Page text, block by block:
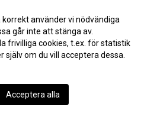
2014-09-29 10:19
och Hyllie IK får
använder vi nödvändiga
går inte att stänga av.
frivilliga cookies, t.ex. för statistik
själv om du vill acceptera dessa.
Acceptera alla